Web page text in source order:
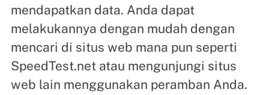
mendapatkan data. Anda dapat
melakukannya dengan mudah dengan
mencari di situs web mana pun seperti
SpeedTest.net atau mengunjungi situs
web lain menggunakan peramban Anda.